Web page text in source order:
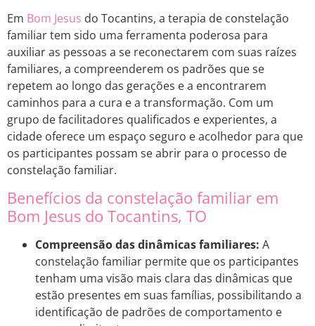
Em Bom Jesus do Tocantins, a terapia de constelação
familiar tem sido uma ferramenta poderosa para
auxiliar as pessoas a se reconectarem com suas raízes
familiares, a compreenderem os padrões que se
repetem ao longo das gerações e a encontrarem
caminhos para a cura e a transformação. Com um
grupo de facilitadores qualificados e experientes, a
cidade oferece um espaço seguro e acolhedor para que
os participantes possam se abrir para o processo de
constelação familiar.
Benefícios da constelação familiar em
Bom Jesus do Tocantins, TO
Compreensão das dinâmicas familiares: A
constelação familiar permite que os participantes
tenham uma visão mais clara das dinâmicas que
estão presentes em suas famílias, possibilitando a
identificação de padrões de comportamento e